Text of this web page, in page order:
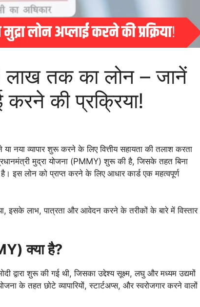
लाख तक का लोन – जानें
करने की प्रक्रिया!
नया व्यापार शुरू करने के लिए वित्तीय सहायता की तलाश करता
मुद्रा योजना (PMMY) शुरू की है, जिसके तहत बिना
इस लोन को प्राप्त करने के लिए आधार कार्ड एक महत्वपूर्ण
इसके लाभ, पात्रता और आवेदन करने के तरीकों के बारे में विस्तार
क्या है?
द्वारा शुरू की गई थी, जिसका उद्देश्य सूक्ष्म, लघु और मध्यम उद्यमों
के तहत छोटे व्यापारियों, स्टार्टअप्स, और स्वरोजगार करने वालों